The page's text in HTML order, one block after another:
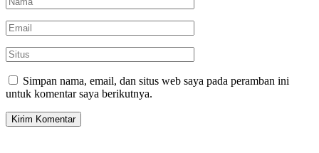
Simpan nama, email, dan situs web saya pada peramban ini
untuk komentar saya berikutnya.